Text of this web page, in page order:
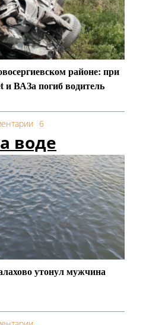
районе: при
и ВАЗа погиб водитель
6
воде
утонул мужчина